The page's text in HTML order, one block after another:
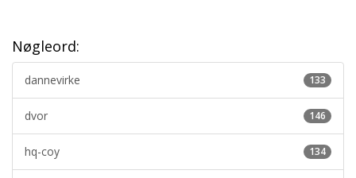
Nøgleord:
133
dannevirke
146
dvor
134
hq-coy